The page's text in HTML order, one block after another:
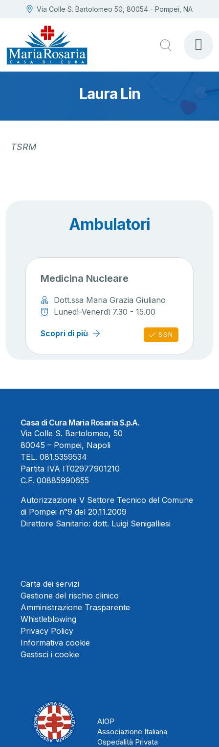
Via Colle S. Bartolomeo 50, 80054 - Pompei, NA
Laura Lin
TSRM
Ambulatori
Medicina Nucleare
Dott.ssa Maria Grazia Giuliano
Lunedì-Venerdì 7.30 - 15.00
Scopri di più SSN
Casa di Cura Maria Rosaria S.p.A.
Via Colle S. Bartolomeo, 50
80045 – Pompei, Napoli
TEL. 081.5359534
Partita IVA IT02977901210
C.F. 00885990655
Autorizzazione V Settore Tecnico del Comune
di Pompei n°9 del 20.11.2009
Direttore Sanitario: dott. Luigi Senigalliesi
Carta dei servizi
Gestione del rischio clinico
Amministrazione Trasparente
Whistleblowing
Privacy Policy
Informativa cookie
Gestisci i cookie
AIOP
Associazione Italiana
Ospedalità Privata